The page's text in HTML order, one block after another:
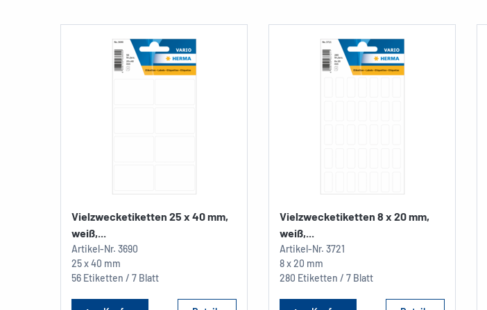
Vielzwecketiketten 25 x 40 mm,
weiß,...
Artikel-Nr. 3690
25 x 40 mm
56 Etiketten / 7 Blatt
Vielzwecketiketten 8 x 20 mm,
weiß,...
Artikel-Nr. 3721
8 x 20 mm
280 Etiketten / 7 Blatt